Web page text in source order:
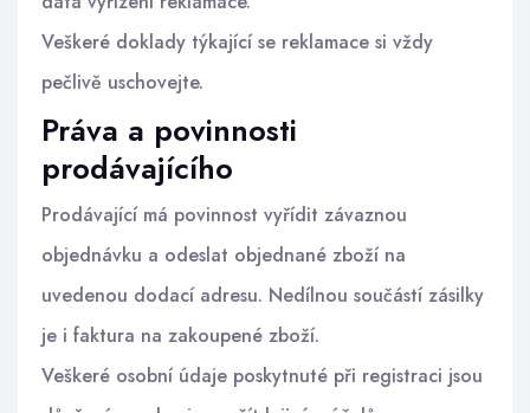
Veškeré doklady týkající se reklamace si vždy
pečlivě uschovejte.
Práva a povinnosti
prodávajícího
Prodávající má povinnost vyřídit závaznou
objednávku a odeslat objednané zboží na
uvedenou dodací adresu. Nedílnou součástí zásilky
je i faktura na zakoupené zboží.
Veškeré osobní údaje poskytnuté při registraci jsou